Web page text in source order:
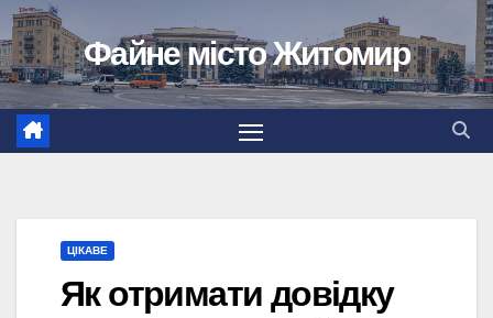
Перейти
до
вмісту
Файне місто Житомир
ЦІКАВЕ
Як отримати довідку